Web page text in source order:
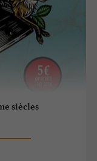
siècles